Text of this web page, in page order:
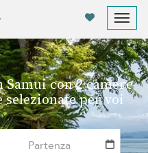
con 2 camere
selezionate per voi